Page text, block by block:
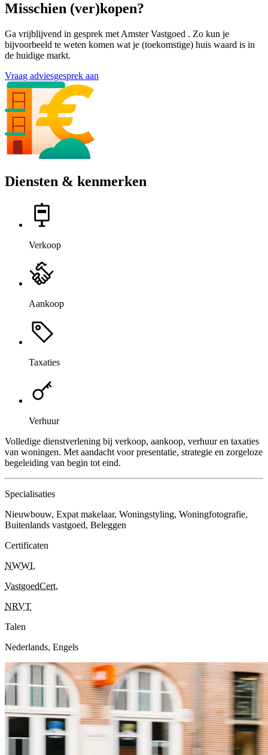
Misschien (ver)kopen?
Ga vrijblijvend in gesprek met Amster Vastgoed . Zo kun je
bijvoorbeeld te weten komen wat je (toekomstige) huis waard is in
de huidige markt.
Vraag adviesgesprek aan
Diensten & kenmerken
Verkoop
Aankoop
Taxaties
Verhuur
Volledige dienstverlening bij verkoop, aankoop, verhuur en taxaties
van woningen. Met aandacht voor presentatie, strategie en zorgeloze
begeleiding van begin tot eind.
Specialisaties
Nieuwbouw, Expat makelaar, Woningstyling, Woningfotografie,
Buitenlands vastgoed, Beleggen
Certificaten
NWWI,
VastgoedCert,
NRVT
Talen
Nederlands, Engels